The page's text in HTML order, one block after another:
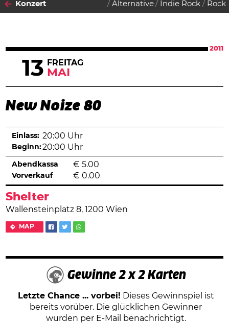
Konzert Alternative Indie Rock Rock
2011
13 FREITAG
MAI
New Noize 80
Shelter
Wallensteinplatz 8, 1200 Wien
MAP
Einlass: 20:00 Uhr
Beginn:20:00 Uhr
Abendkassa € 5.00
Vorverkauf € 0.00
Gewinne 2 x 2 Karten
Letzte Chance ... vorbei! Dieses Gewinnspiel ist
bereits vorüber. Die glücklichen Gewinner
wurden per E-Mail benachrichtigt.